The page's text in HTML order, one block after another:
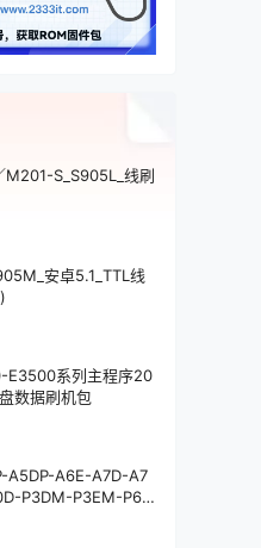
S_S905L_线刷
安卓5.1_TTL线
E3500系列主程序20
数据刷机包
A5DP-A6E-A7D-A7
P3DM-P3EM-P60
机芯主
厂程序U盘数据刷